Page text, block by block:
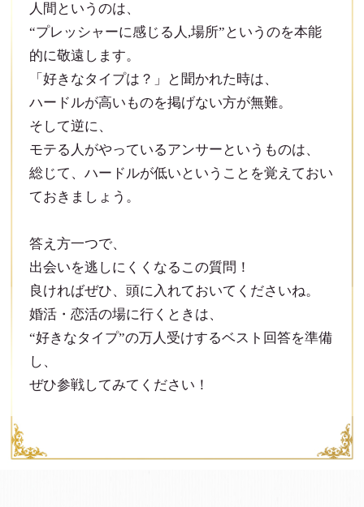
人間というのは、
“プレッシャーに感じる人,場所”というのを本能
的に敬遠します。
「好きなタイプは？」と聞かれた時は、
ハードルが高いものを掲げない方が無難。
そして逆に、
モテる人がやっているアンサーというものは、
総じて、ハードルが低いということを覚えておい
ておきましょう。
答え方一つで、
出会いを逃しにくくなるこの質問！
良ければぜひ、頭に入れておいてくださいね。
婚活・恋活の場に行くときは、
“好きなタイプ”の万人受けするベスト回答を準備
し、
ぜひ参戦してみてください！